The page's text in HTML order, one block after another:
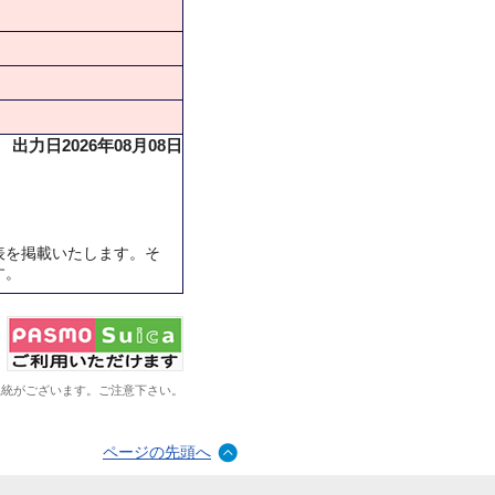
出力日2026年08月08日
掲載いたします。そ
がございます。ご注意下さい。
ページの先頭へ